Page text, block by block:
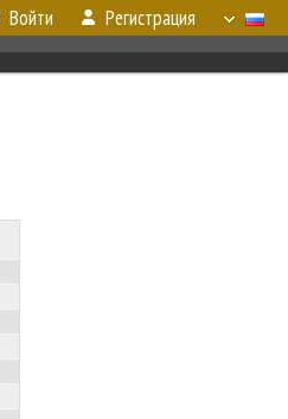
Войти Регистрация